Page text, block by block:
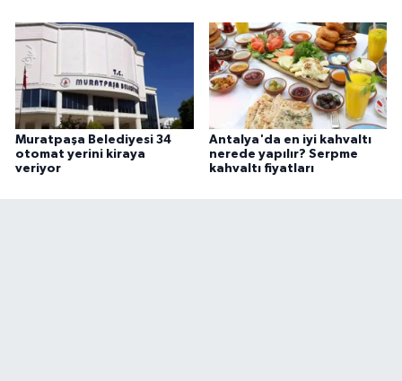
Muratpaşa Belediyesi 34
otomat yerini kiraya
veriyor
Antalya'da en iyi kahvaltı
nerede yapılır? Serpme
kahvaltı fiyatları